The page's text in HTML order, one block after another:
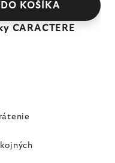
KOŠÍKA
CARACTERE